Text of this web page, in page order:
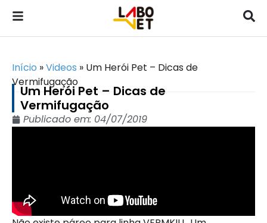
Início »Videos » Um Herói Pet – Dicas de
Vermifugação
Um Herói Pet – Dicas de
Vermifugação
Publicado em: 04/07/2019